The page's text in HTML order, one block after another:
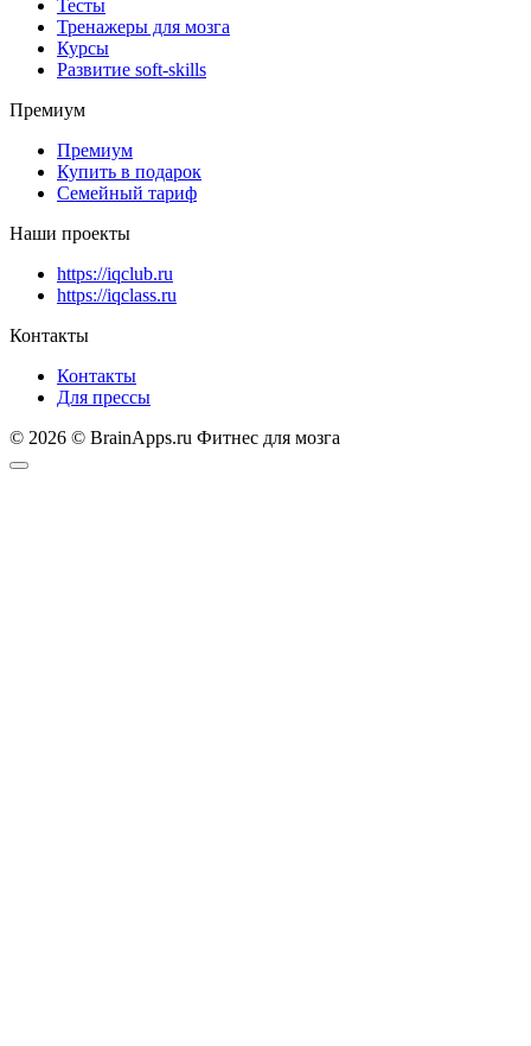
Тесты
Тренажеры для мозга
Курсы
Развитие soft-skills
Премиум
Премиум
Купить в подарок
Семейный тариф
Наши проекты
https://iqclub.ru
https://iqclass.ru
Контакты
Контакты
Для прессы
© 2026 © BrainApps.ru Фитнес для мозга